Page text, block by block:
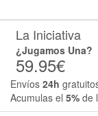
La Iniciativa
¿Jugamos Una?
59.95€
Envíos 24h
Acumulas el 5% de